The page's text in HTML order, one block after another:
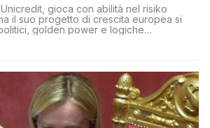
gioca con abilità nel risiko
il suo progetto di crescita europea si
golden power e logiche
e la mossa su Generali Andrea Orcel,